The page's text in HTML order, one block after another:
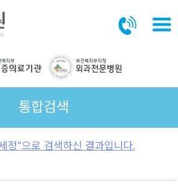
통합검색
정"으로 검색하신 결과입니다.